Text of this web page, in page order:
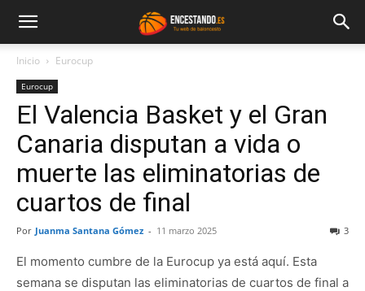
Inicio Eurocup
Eurocup
El Valencia Basket y el Gran
Canaria disputan a vida o
muerte las eliminatorias de
cuartos de final
Por Juanma Santana Gómez - 11 marzo 2025 3
El momento cumbre de la Eurocup ya está aquí. Esta
semana se disputan las eliminatorias de cuartos de final a